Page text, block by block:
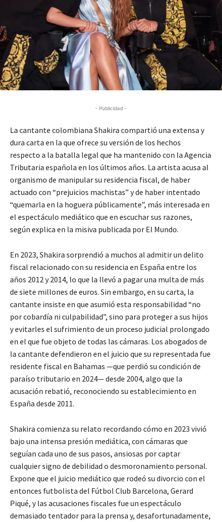
- Publicidad -
La cantante colombiana Shakira compartió una extensa y
dura carta en la que ofrece su versión de los hechos
respecto a la batalla legal que ha mantenido con la Agencia
Tributaria española en los últimos años. La artista acusa al
organismo de manipular su residencia fiscal, de haber
actuado con “prejuicios machistas” y de haber intentado
“quemarla en la hoguera públicamente”, más interesada en
el espectáculo mediático que en escuchar sus razones,
según explica en la misiva publicada por El Mundo.
En 2023, Shakira sorprendió a muchos al admitir un delito
fiscal relacionado con su residencia en España entre los
años 2012 y 2014, lo que la llevó a pagar una multa de más
de siete millones de euros. Sin embargo, en su carta, la
cantante insiste en que asumió esta responsabilidad “no
por cobardía ni culpabilidad”, sino para proteger a sus hijos
y evitarles el sufrimiento de un proceso judicial prolongado
en el que fue objeto de todas las cámaras. Los abogados de
la cantante defendieron en el juicio que su representada fue
residente fiscal en Bahamas —que perdió su condición de
paraíso tributario en 2024— desde 2004, algo que la
acusación rebatió, reconociendo su establecimiento en
España desde 2011.
Shakira comienza su relato recordando cómo en 2023 vivió
bajo una intensa presión mediática, con cámaras que
seguían cada uno de sus pasos, ansiosas por captar
cualquier signo de debilidad o desmoronamiento personal.
Expone que el juicio mediático que rodeó su divorcio con el
entonces futbolista del Fútbol Club Barcelona, Gerard
Piqué, y las acusaciones fiscales fue un espectáculo
demasiado tentador para la prensa y, desafortunadamente,